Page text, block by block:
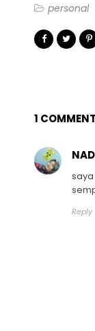
personal
1
Reply